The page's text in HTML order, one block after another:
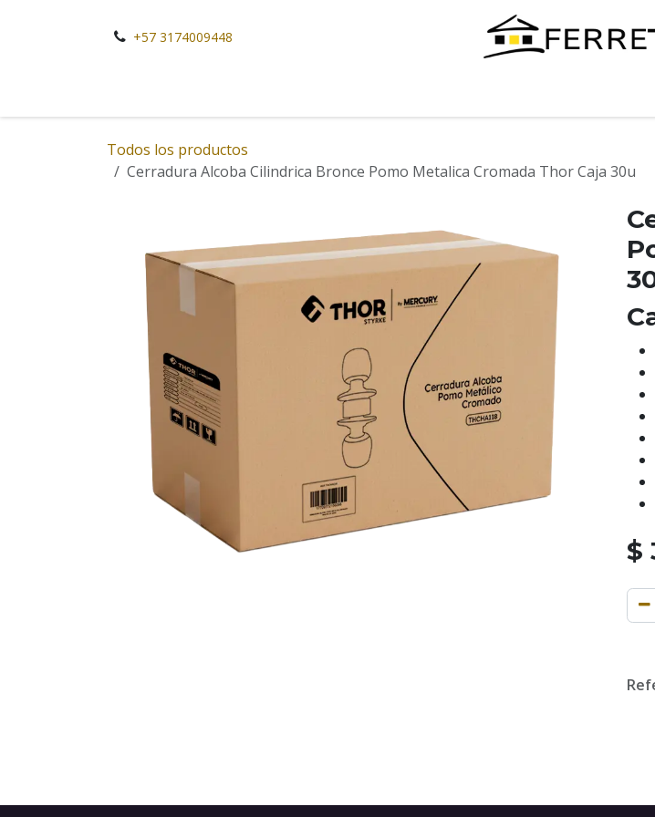
+57 3174009448
Todos los productos
Cerradura Alcoba Cilindrica Bronce Pomo Metalica Cromada Thor Caja 30u
$